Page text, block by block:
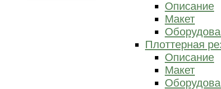
Описание
Макет
Плоттерная
Описание
Макет